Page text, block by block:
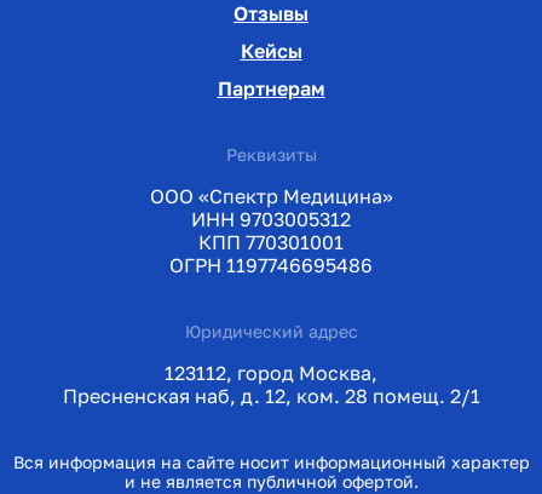
Отзывы
Кейсы
Партнерам
Реквизиты
ООО «Спектр Медицина»
ИНН 9703005312
КПП 770301001
ОГРН 1197746695486
Юридический адрес
123112, город Москва,
Пресненская наб, д. 12, ком. 28 помещ. 2/1
Вся информация на сайте носит информационный характер
и не является публичной офертой.